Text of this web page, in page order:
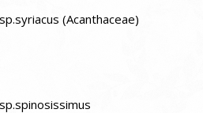
(Acanthaceae)